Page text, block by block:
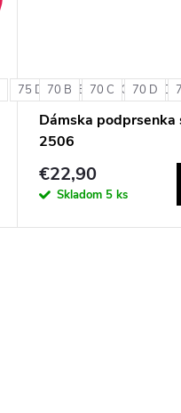
75 D 80 B 80 C 80 D
70 B 70 C 70 D
Dámska podprsenka
2506
€22,90
Skladom 5 ks